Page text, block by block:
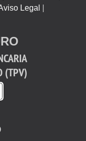
Legal
(TPV)